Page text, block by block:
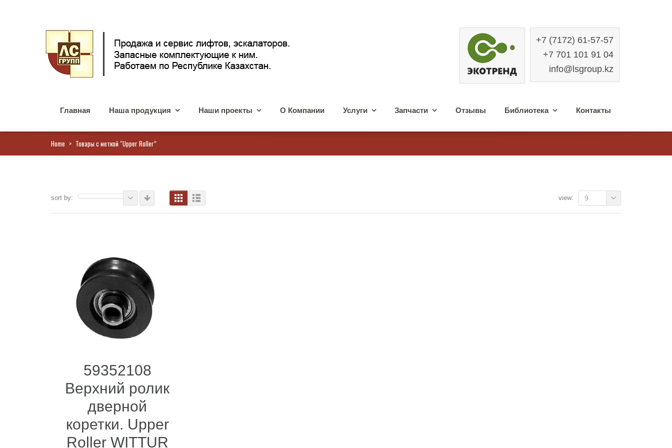
+7 (7172) 61-57-57
+7 701 101 91 04
info@lsgroup.kz
Главная Наша продукция Наши проекты О Компании Услуги Запчасти Отзывы Библиотека Контакты
Home > Товары с меткой “Upper Roller”
sort by: view: 9
59352108
Верхний ролик
дверной
коретки. Upper
Roller WITTUR